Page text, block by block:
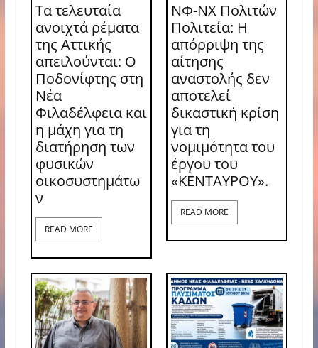
Τα τελευταία
ανοιχτά ρέματα
της Αττικής
απειλούνται: Ο
Ποδονίφτης στη
Νέα
Φιλαδέλφεια και
η μάχη για τη
διατήρηση των
φυσικών
οικοσυστημάτω
ν
READ MORE
ΝΦ-ΝΧ Πολιτών
Πολιτεία: Η
απόρριψη της
αίτησης
αναστολής δεν
αποτελεί
δικαστική κρίση
για τη
νομιμότητα του
έργου του
«ΚΕΝΤΑΥΡΟΥ».
READ MORE